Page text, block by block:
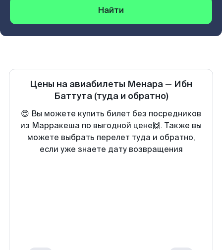
Найти
Цены на авиабилеты Менара — Ибн
Баттута (туда и обратно)
😍 Вы можете купить билет без посредников
из Марракеша по выгодной цене🙌. Также вы
можете выбрать перелет туда и обратно,
если уже знаете дату возвращения